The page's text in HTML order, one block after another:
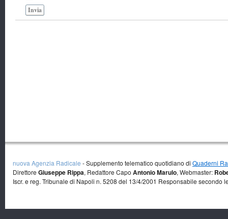
Invia
nuova Agenzia Radicale - Supplemento telematico quotidiano di Quaderni
Direttore Giuseppe Rippa, Redattore Capo Antonio Marulo, Webmaster:
Iscr. e reg. Tribunale di Napoli n. 5208 del 13/4/2001 Responsabile secondo